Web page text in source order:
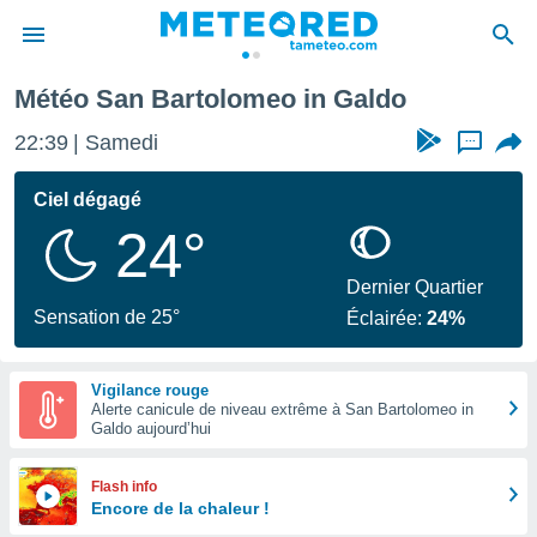
de
Météo San Bartolomeo in Galdo
22:39 Samedi ...
Ciel dégagé
24°
Sensation de 25°
Dernier Quartier
Éclairée:24%
Vigilance rouge
Alerte canicule de niveau extrême à San Bartolomeo in
Galdo aujourd’hui
Flash info
Encore de la chaleur !